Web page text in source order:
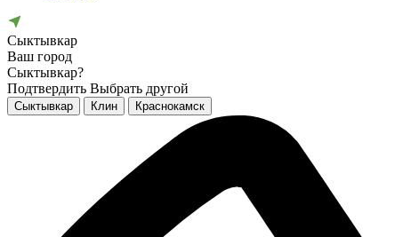
Сыктывкар
Ваш город
Сыктывкар?
Подтвердить Выбрать другой
Сыктывкар Клин Краснокамск